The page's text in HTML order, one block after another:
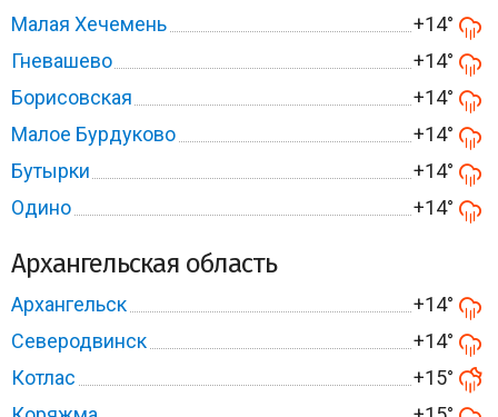
Малая Хечемень
+14°
Гневашево
+14°
Борисовская
+14°
Малое Бурдуково
+14°
Бутырки
+14°
Одино
+14°
Архангельская область
Архангельск
+14°
Северодвинск
+14°
Котлас
+15°